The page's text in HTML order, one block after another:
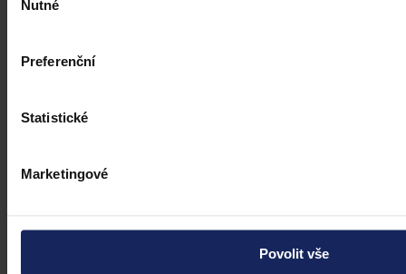
souhlasu
Nutné
Preferenční
Statistické
Marketingové
Povolit vše